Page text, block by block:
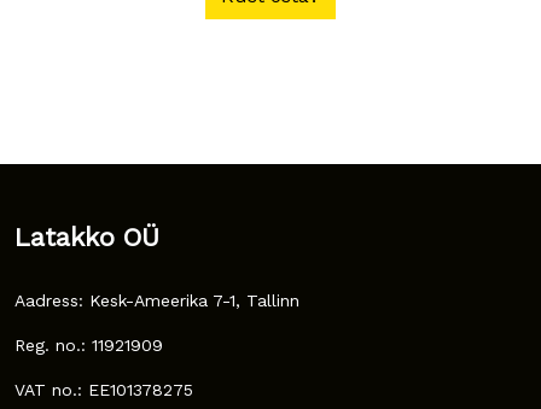
Latakko OÜ
Aadress: Kesk-Ameerika 7-1, Tallinn
Reg. no.: 11921909
VAT no.: EE101378275